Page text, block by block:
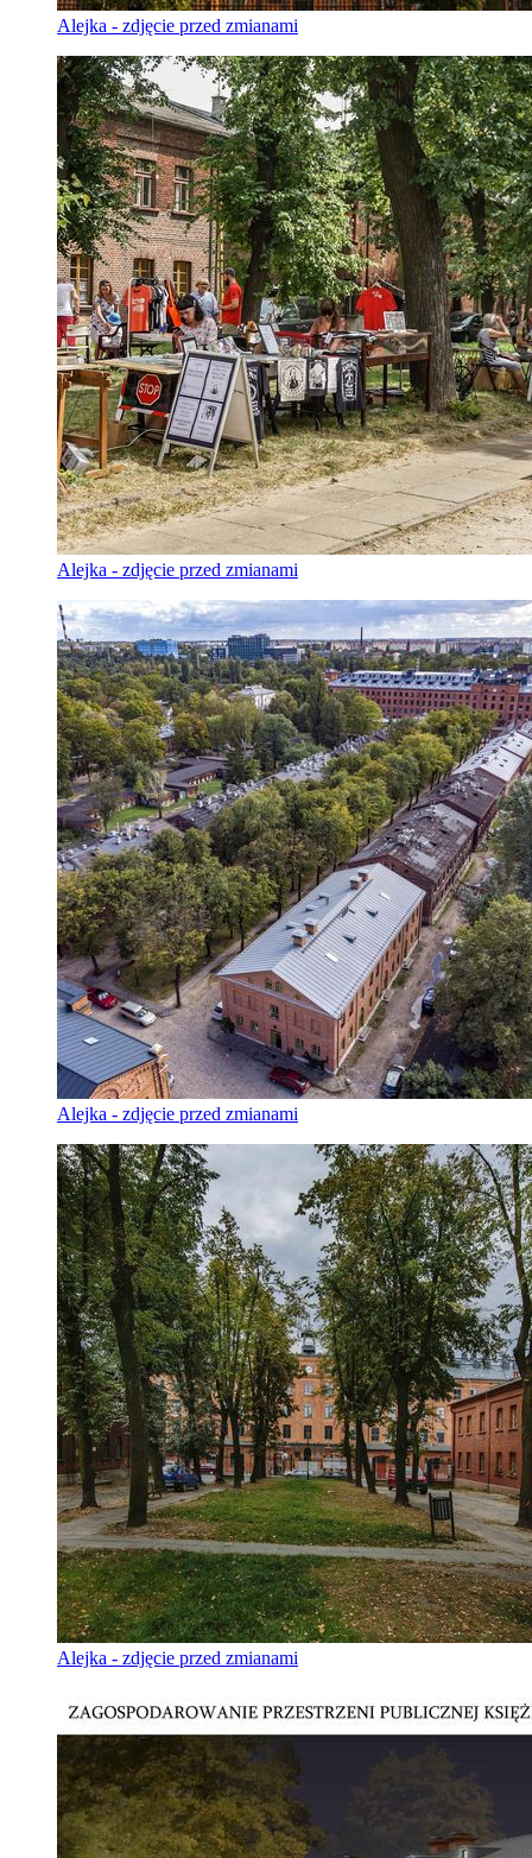
Alejka - zdjęcie przed zmianami
Alejka - zdjęcie przed zmianami
Alejka - zdjęcie przed zmianami
Alejka - zdjęcie przed zmianami